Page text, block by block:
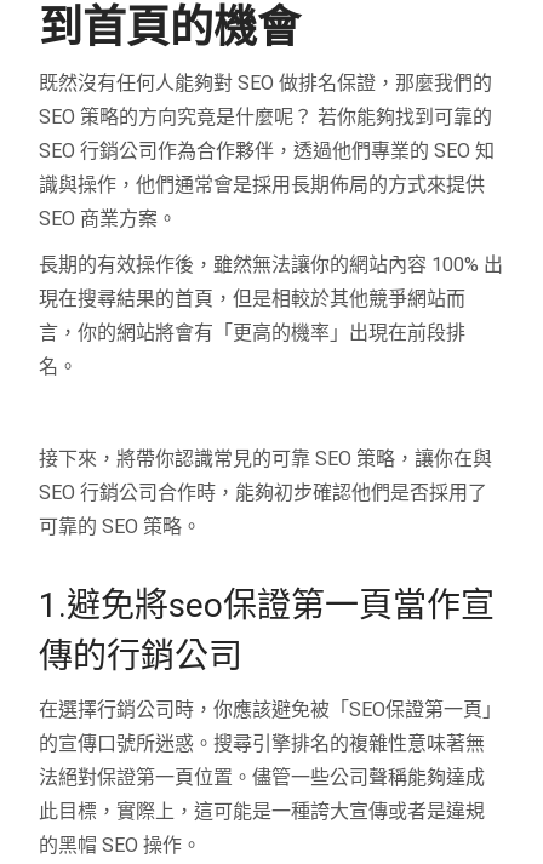
到首頁的機會
既然沒有任何人能夠對 SEO 做排名保證，那麼我們的
SEO 策略的方向究竟是什麼呢？ 若你能夠找到可靠的
SEO 行銷公司作為合作夥伴，透過他們專業的 SEO 知
識與操作，他們通常會是採用長期佈局的方式來提供
SEO 商業方案。
長期的有效操作後，雖然無法讓你的網站內容 100% 出
現在搜尋結果的首頁，但是相較於其他競爭網站而
言，你的網站將會有「更高的機率」出現在前段排
名。
接下來，將帶你認識常見的可靠 SEO 策略，讓你在與
SEO 行銷公司合作時，能夠初步確認他們是否採用了
可靠的 SEO 策略。
1.避免將seo保證第一頁當作宣
傳的行銷公司
在選擇行銷公司時，你應該避免被「SEO保證第一頁」
的宣傳口號所迷惑。搜尋引擎排名的複雜性意味著無
法絕對保證第一頁位置。儘管一些公司聲稱能夠達成
此目標，實際上，這可能是一種誇大宣傳或者是違規
的黑帽 SEO 操作。